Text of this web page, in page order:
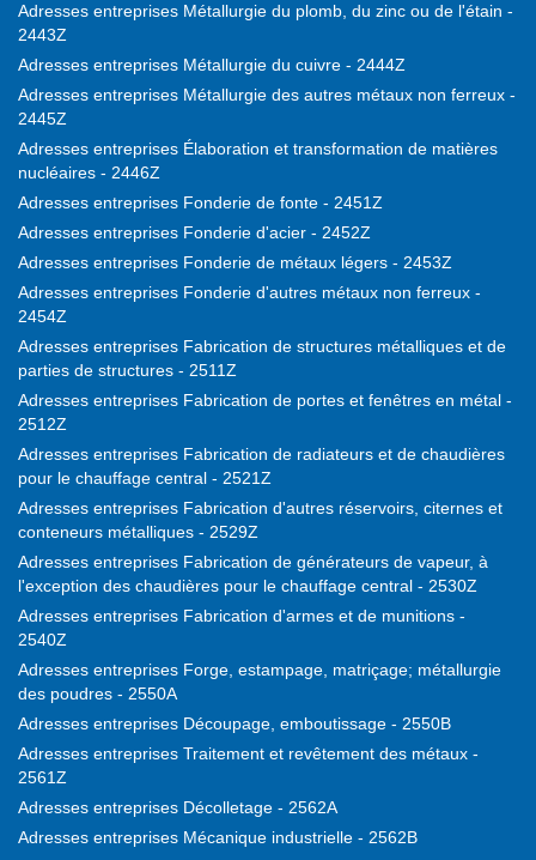
Adresses entreprises Métallurgie du plomb, du zinc ou de l'étain -
2443Z
Adresses entreprises Métallurgie du cuivre - 2444Z
Adresses entreprises Métallurgie des autres métaux non ferreux -
2445Z
Adresses entreprises Élaboration et transformation de matières
nucléaires - 2446Z
Adresses entreprises Fonderie de fonte - 2451Z
Adresses entreprises Fonderie d'acier - 2452Z
Adresses entreprises Fonderie de métaux légers - 2453Z
Adresses entreprises Fonderie d'autres métaux non ferreux -
2454Z
Adresses entreprises Fabrication de structures métalliques et de
parties de structures - 2511Z
Adresses entreprises Fabrication de portes et fenêtres en métal -
2512Z
Adresses entreprises Fabrication de radiateurs et de chaudières
pour le chauffage central - 2521Z
Adresses entreprises Fabrication d'autres réservoirs, citernes et
conteneurs métalliques - 2529Z
Adresses entreprises Fabrication de générateurs de vapeur, à
l'exception des chaudières pour le chauffage central - 2530Z
Adresses entreprises Fabrication d'armes et de munitions -
2540Z
Adresses entreprises Forge, estampage, matriçage; métallurgie
des poudres - 2550A
Adresses entreprises Découpage, emboutissage - 2550B
Adresses entreprises Traitement et revêtement des métaux -
2561Z
Adresses entreprises Décolletage - 2562A
Adresses entreprises Mécanique industrielle - 2562B